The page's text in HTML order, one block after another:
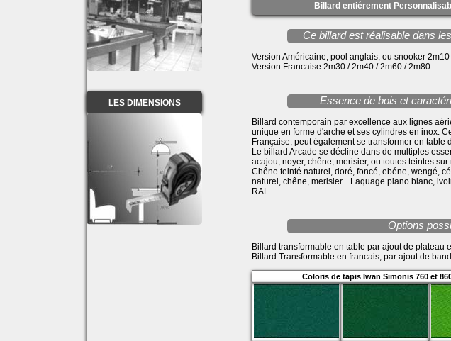
LES DIMENSIONS
Billard entiérement
Ce billard est réalisable dans
Version Américaine, pool anglais, ou snooker
Version Francaise 2m30 / 2m40 / 2m60 / 2m80
Essence de bois et
Billard contemporain par excellence aux lignes
unique en forme d'arche et ses cylindres en inox.
Française, peut également se transformer en table
Le billard Arcade se décline dans de multiples
acajou, noyer, chêne, merisier, ou toutes teintes sur
Chêne teinté naturel, doré, foncé, ebéne, wengé,
naturel, chêne, merisier... Laquage piano blanc,
RAL.
Options
Billard transformable en table par ajout de plateau
Billard Transformable en francais, par ajout de
Coloris de tapis Iwan Simonis 760 et